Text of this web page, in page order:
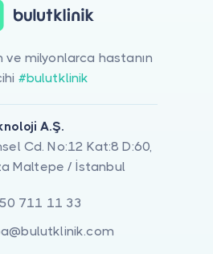
ve milyonlarca hastanın
#bulutklinik
A.Ş.
Cd. No:12 Kat:8 D:60,
Maltepe / İstanbul
711 11 33